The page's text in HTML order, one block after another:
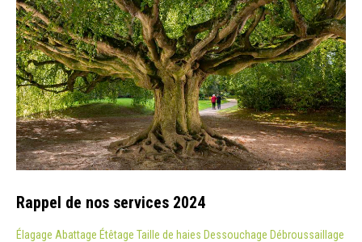
Rappel de nos services 2024
Élagage Abattage Étêtage Taille de haies Dessouchage Débroussaillage